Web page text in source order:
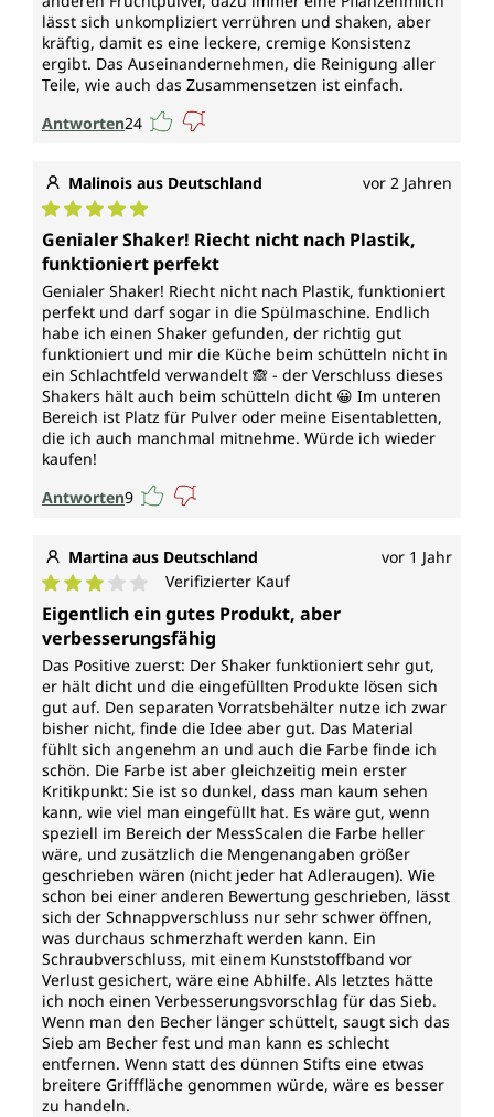
lässt sich unkompliziert verrühren und shaken, aber
kräftig, damit es eine leckere, cremige Konsistenz
ergibt. Das Auseinandernehmen, die Reinigung aller
Teile, wie auch das Zusammensetzen ist einfach.
Antworten24
Malinois aus Deutschland vor 2 Jahren
Durchschnittliche Bewertung von 5 von 5 Sternen
Genialer Shaker! Riecht nicht nach Plastik,
funktioniert perfekt
Genialer Shaker! Riecht nicht nach Plastik, funktioniert
perfekt und darf sogar in die Spülmaschine. Endlich
habe ich einen Shaker gefunden, der richtig gut
funktioniert und mir die Küche beim schütteln nicht in
ein Schlachtfeld verwandelt 🙈 - der Verschluss dieses
Shakers hält auch beim schütteln dicht 😀 Im unteren
Bereich ist Platz für Pulver oder meine Eisentabletten,
die ich auch manchmal mitnehme. Würde ich wieder
kaufen!
Antworten9
Martina aus Deutschland vor 1 Jahr
Durchschnittliche Bewertung von 3 von 5 Sternen
Verifizierter Kauf
Eigentlich ein gutes Produkt, aber
verbesserungsfähig
Das Positive zuerst: Der Shaker funktioniert sehr gut,
er hält dicht und die eingefüllten Produkte lösen sich
gut auf. Den separaten Vorratsbehälter nutze ich zwar
bisher nicht, finde die Idee aber gut. Das Material
fühlt sich angenehm an und auch die Farbe finde ich
schön. Die Farbe ist aber gleichzeitig mein erster
Kritikpunkt: Sie ist so dunkel, dass man kaum sehen
kann, wie viel man eingefüllt hat. Es wäre gut, wenn
speziell im Bereich der MessScalen die Farbe heller
wäre, und zusätzlich die Mengenangaben größer
geschrieben wären (nicht jeder hat Adleraugen). Wie
schon bei einer anderen Bewertung geschrieben, lässt
sich der Schnappverschluss nur sehr schwer öffnen,
was durchaus schmerzhaft werden kann. Ein
Schraubverschluss, mit einem Kunststoffband vor
Verlust gesichert, wäre eine Abhilfe. Als letztes hätte
ich noch einen Verbesserungsvorschlag für das Sieb.
Wenn man den Becher länger schüttelt, saugt sich das
Sieb am Becher fest und man kann es schlecht
entfernen. Wenn statt des dünnen Stifts eine etwas
breitere Grifffläche genommen würde, wäre es besser
zu handeln.